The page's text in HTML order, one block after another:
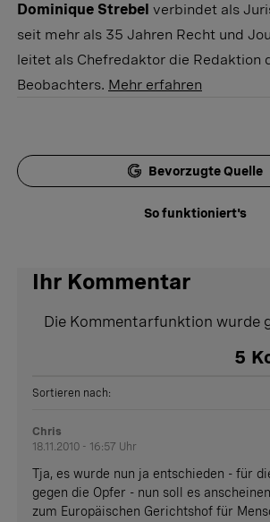
Dominique Strebel verbindet als
seit mehr als 35 Jahren Recht und
leitet als Chefredaktor die Redaktion
Beobachters. Mehr erfahren
Bevorzugte Quelle
So funktioniert's
Ihr Kommentar
Die Kommentarfunktion wurde
5
Sortieren nach:
Chris
18.11.2010 - 16:57 Uhr
Tja, es wurde nun ja entschieden - für
gegen die Opfer - nun soll es
zum Europäischen Gerichtshof für